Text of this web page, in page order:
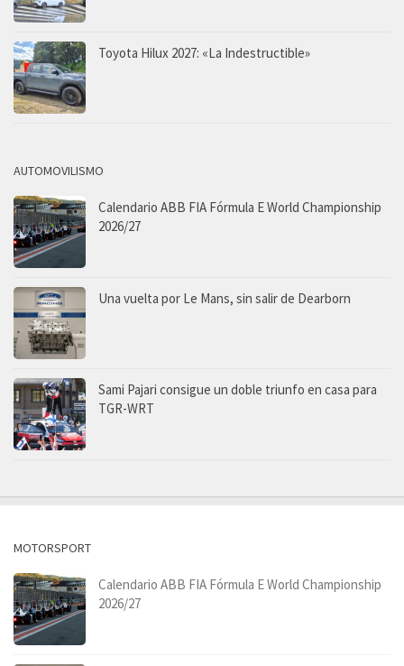
Toyota Hilux 2027: «La Indestructible»
AUTOMOVILISMO
Calendario ABB FIA Fórmula E World Championship
2026/27
Una vuelta por Le Mans, sin salir de Dearborn
Sami Pajari consigue un doble triunfo en casa para
TGR-WRT
MOTORSPORT
Calendario ABB FIA Fórmula E World Championship
2026/27